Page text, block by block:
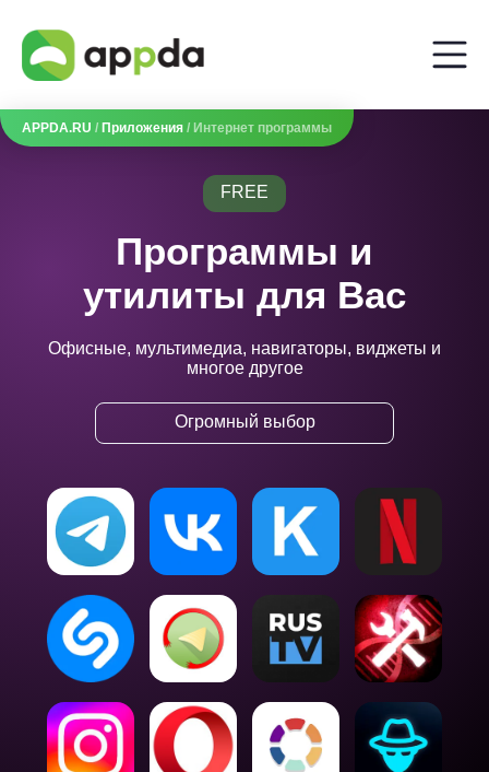
APPDA.RU / Приложения / Интернет программы
FREE
Программы и
утилиты для Вас
Офисные, мультимедиа, навигаторы, виджеты и
многое другое
Огромный выбор